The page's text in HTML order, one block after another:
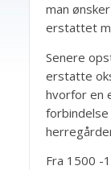
man
erstattet
Senere
erstatte
hvorfor en
Fra 1500 -